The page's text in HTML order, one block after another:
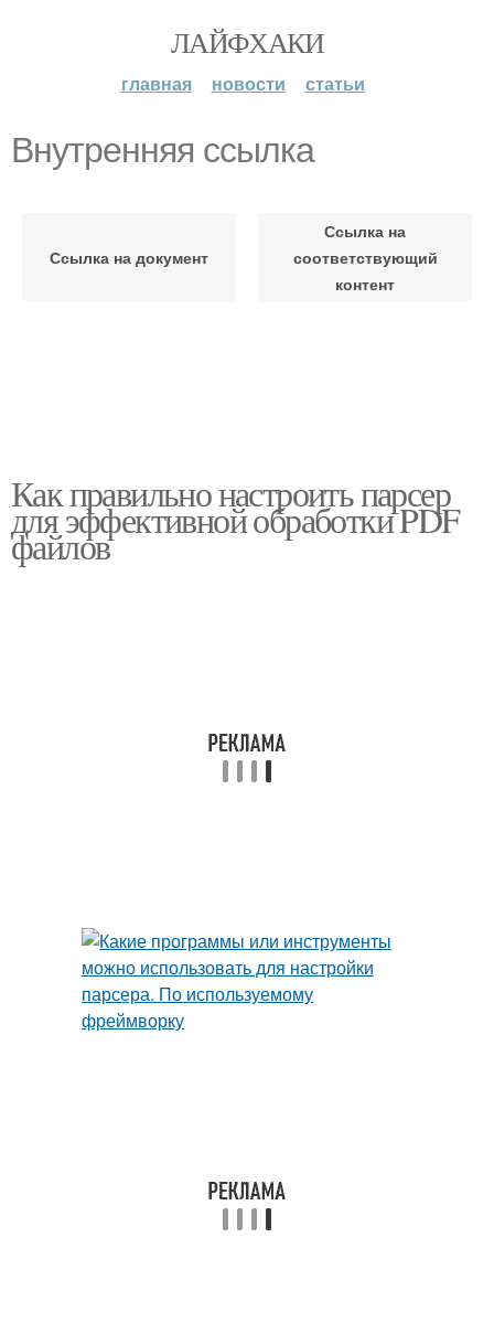
ЛАЙФХАКИ
главная новости статьи
Внутренняя ссылка
Ссылка на документ
Ссылка на
соответствующий
контент
Как правильно настроить парсер
для эффективной обработки PDF
файлов